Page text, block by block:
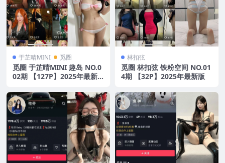
于芷晴MINI 觅圈
觅圈 于芷晴MINI 趣岛 NO.0
02期 【127P】2025年最新
林扣弦
觅圈 林扣弦 铁粉空间 NO.01
4期 【32P】2025年最新版